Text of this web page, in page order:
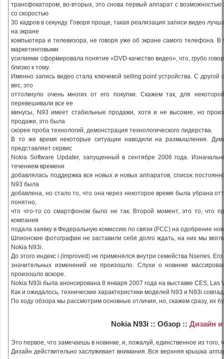
трансфокатором, во-вторых, это снова первый аппарат с
со скоростью
30 кадров в секунду. Говоря проще, такая реализация записи видео
на экране
компьютера и телевизора, не говоря уже об экране самого телефона.
маркетинговыми
усилиями сформировала понятие «DVD-качество видео», что, грубо
близко к тому.
Именно запись видео стала ключевой selling point устройства. С
вес, это
оттолкнуло очень многих от его покупки. Скажем так, для
перевешивали все ее
минусы, N93 имеет стабильные продажи, хотя и не высокие, но
продажи, это была
скорее проба технологий, демонстрация технологического лидерства.
В то же время некоторые ситуации наводили на размышления.
представляет сервис
Nokia Software Updater, запущенный в сентябре 2006 года.
течением времени
добавлялась поддержка все новых и новых аппаратов, список
N93 была
добавлена, но стало то, что она через некоторое время была убрана
понятно,
что что-то со смартфоном было не так. Второй момент, это то, что
компания
подала заявку в Федеральную комиссию по связи (FCC) на одобрение
Шпионские фотографии не заставили себя долго ждать, на них мы
Nokia N93i.
До этого индекс i (improved) не применялся внутри семейства Nseries.
значительных изменений не произошло. Слухи о новинке
произошло вскоре.
Nokia N93i была анонсирована 8 января 2007 года на выставке CES,
Как и ожидалось, технические характеристики моделей N93 и N93i
По ходу обзора мы рассмотрим основные отличия, но, скажем сразу, их
Nokia N93i :: Обзор :: Дизайн и
Это первое, что замечаешь в новинке, и, пожалуй, единственное из
Дизайн действительно заслуживает внимания. Вся верхняя крышка